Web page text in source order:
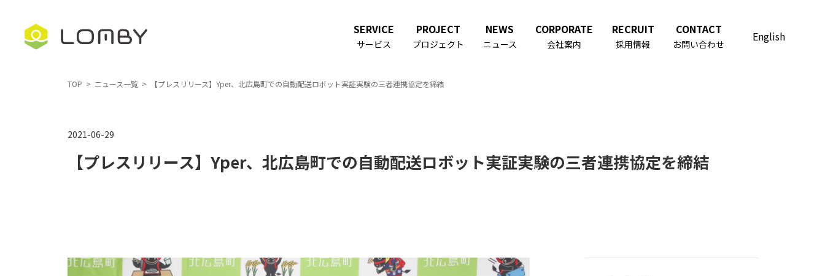
SERVICE
サービス
PROJECT
プロジェクト
NEWS
ニュース
CORPORATE
会社案内
RECRUIT
採用情報
CONTACT
お問い合わせ
English
TOP ニュース一覧 【プレスリリース】Yper、北広島町での自動配送ロボット実証実験の三者連携協定を締結
2021-06-29
【プレスリリース】Yper、北広島町での自動配送ロボット実証実験の三者連携協定を締結